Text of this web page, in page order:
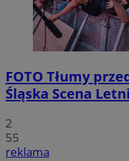
FOTO Tłumy
Śląska Scena
2
55
reklama